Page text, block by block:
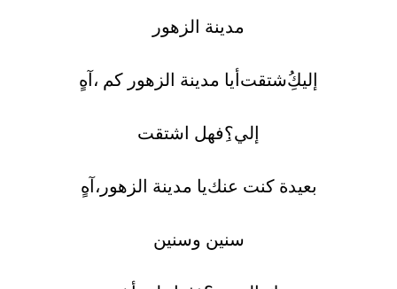
مدينة الزهور
آهٍ، يا مدينة الزهور كمأشتقتإليكِ
فهل اشتقتإلي؟
آهٍ، يا مدينة الزهوربعيدة كنت عنك
سنين وسنين